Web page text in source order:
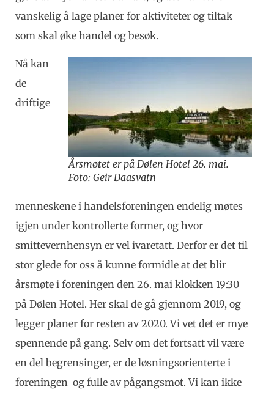
vanskelig å lage planer for aktiviteter og tiltak
som skal øke handel og besøk.
Årsmøtet er på Dølen Hotel 26. mai.
Foto: Geir Daasvatn
Nå kan
de
driftige
menneskene i handelsforeningen endelig møtes
igjen under kontrollerte former, og hvor
smittevernhensyn er vel ivaretatt. Derfor er det til
stor glede for oss å kunne formidle at det blir
årsmøte i foreningen den 26. mai klokken 19:30
på Dølen Hotel. Her skal de gå gjennom 2019, og
legger planer for resten av 2020. Vi vet det er mye
spennende på gang. Selv om det fortsatt vil være
en del begrensinger, er de løsningsorienterte i
foreningen og fulle av pågangsmot. Vi kan ikke